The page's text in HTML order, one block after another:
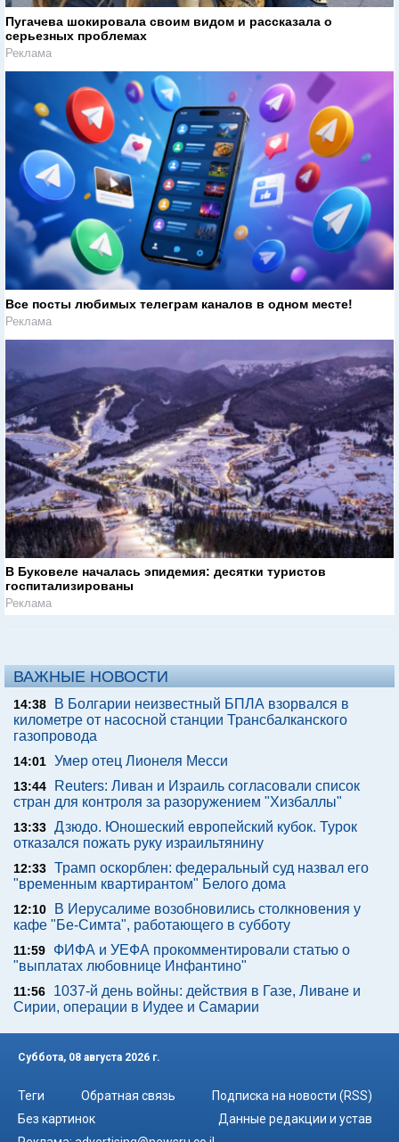
Пугачева шокировала своим видом и рассказала о
серьезных проблемах
Реклама
Все посты любимых телеграм каналов в одном месте!
Реклама
В Буковеле началась эпидемия: десятки туристов
госпитализированы
Реклама
ВАЖНЫЕ НОВОСТИ
14:38
В Болгарии неизвестный БПЛА взорвался в
километре от насосной станции Трансбалканского
газопровода
14:01 Умер отец Лионеля Месси
13:44
Reuters: Ливан и Израиль согласовали список
стран для контроля за разоружением "Хизбаллы"
13:33 Дзюдо. Юношеский европейский кубок. Турок
отказался пожать руку израильтянину
12:33 Трамп оскорблен: федеральный суд назвал его
"временным квартирантом" Белого дома
12:10
В Иерусалиме возобновились столкновения у
кафе "Бе-Симта", работающего в субботу
11:59
ФИФА и УЕФА прокомментировали статью о
"выплатах любовнице Инфантино"
11:56
1037-й день войны: действия в Газе, Ливане и
Сирии, операции в Иудее и Самарии
Суббота, 08 августа 2026 г.
Теги Обратная связь
Подписка на новости (RSS)
Без картинок
Данные редакции и устав